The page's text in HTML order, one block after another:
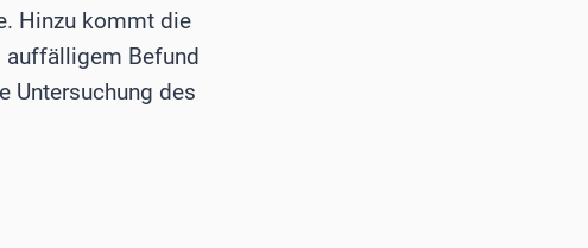
Hinzu kommt die
auffälligem Befund
Untersuchung des